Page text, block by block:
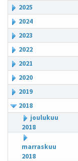
2025
2024
2023
2022
2021
2020
2019
2018
joulukuu
2018
marraskuu
2018